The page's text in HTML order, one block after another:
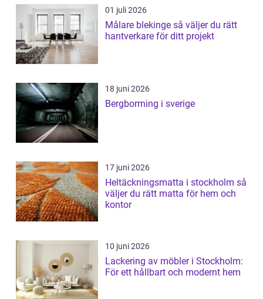
01 juli 2026
Målare blekinge så väljer du rätt
hantverkare för ditt projekt
18 juni 2026
Bergborrning i sverige
17 juni 2026
Heltäckningsmatta i stockholm så
väljer du rätt matta för hem och
kontor
10 juni 2026
Lackering av möbler i Stockholm:
För ett hållbart och modernt hem